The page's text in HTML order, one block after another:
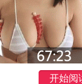
开始阅